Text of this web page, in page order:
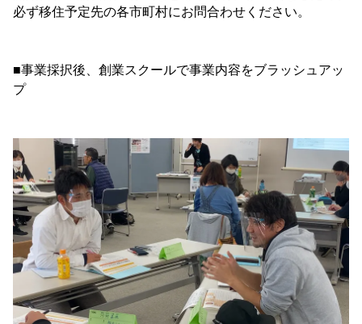
必ず移住予定先の各市町村にお問合わせください。
■事業採択後、創業スクールで事業内容をブラッシュアッ
プ